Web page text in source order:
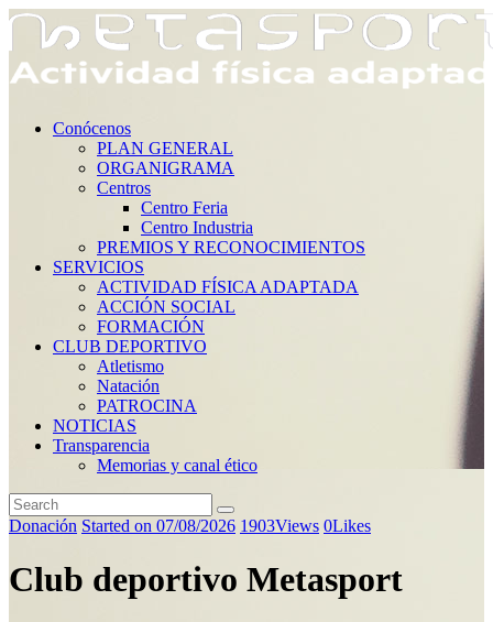
Conócenos
PLAN GENERAL
ORGANIGRAMA
Centros
Centro Feria
Centro Industria
PREMIOS Y RECONOCIMIENTOS
SERVICIOS
ACTIVIDAD FÍSICA ADAPTADA
ACCIÓN SOCIAL
FORMACIÓN
CLUB DEPORTIVO
Atletismo
Natación
PATROCINA
NOTICIAS
Transparencia
Memorias y canal ético
Donación Started on 07/08/2026 1903Views 0Likes
Club deportivo Metasport